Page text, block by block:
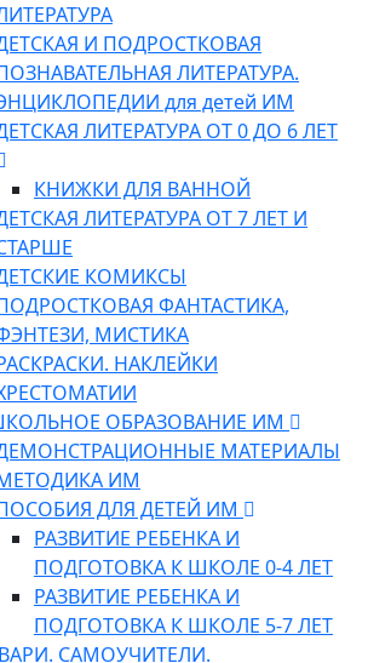
И ПОДРОСТКОВАЯ
ЛИТЕРАТУРА.
для детей ИМ
ЛИТЕРАТУРА ОТ 0 ДО 6 ЛЕТ
КНИЖКИ ДЛЯ ВАННОЙ
ЛИТЕРАТУРА ОТ 7 ЛЕТ И
КОМИКСЫ
ФАНТАСТИКА,
МИСТИКА
НАКЛЕЙКИ
ОБРАЗОВАНИЕ ИМ
МАТЕРИАЛЫ
ИМ
ДЛЯ ДЕТЕЙ ИМ
РАЗВИТИЕ РЕБЕНКА И
ПОДГОТОВКА К ШКОЛЕ 0-4 ЛЕТ
РАЗВИТИЕ РЕБЕНКА И
ПОДГОТОВКА К ШКОЛЕ 5-7 ЛЕТ
САМОУЧИТЕЛИ.